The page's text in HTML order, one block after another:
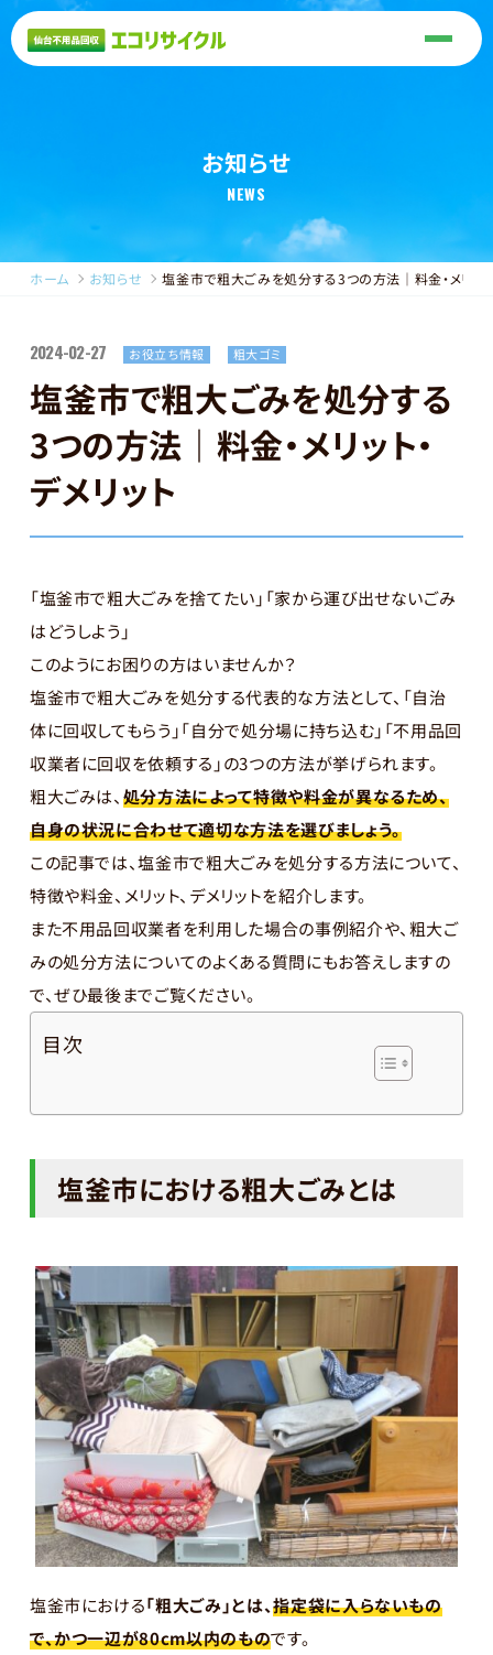
お知らせ
NEWS
ホーム お知らせ 塩釜市で粗大ごみを処分する3つの方法｜料金・メリット
2024-02-27 お役立ち情報 粗大ゴミ
塩釜市で粗大ごみを処分する
3つの方法｜料金・メリット・
デメリット
「塩釜市で粗大ごみを捨てたい」「家から運び出せないごみ
はどうしよう」
このようにお困りの方はいませんか？
塩釜市で粗大ごみを処分する代表的な方法として、「自治
体に回収してもらう」「自分で処分場に持ち込む」「不用品回
収業者に回収を依頼する」の3つの方法が挙げられます。
粗大ごみは、 処分方法によって特徴や料金が異なるため、
自身の状況に合わせて適切な方法を選びましょう。
この記事では、塩釜市で粗大ごみを処分する方法について、
特徴や料金、メリット、デメリットを紹介します。
また不用品回収業者を利用した場合の事例紹介や、粗大ご
みの処分方法についてのよくある質問にもお答えしますの
で、ぜひ最後までご覧ください。
目次
塩釜市における粗大ごみとは
塩釜市における「粗大ごみ」とは、指定袋に入らないもの
で、かつ一辺が80cm以内のものです。